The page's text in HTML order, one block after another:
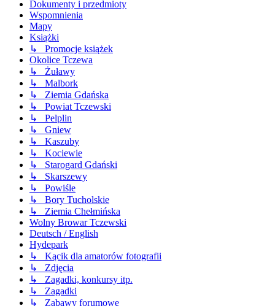
Dokumenty i przedmioty
Wspomnienia
Mapy
Książki
↳ Promocje książek
Okolice Tczewa
↳ Żuławy
↳ Malbork
↳ Ziemia Gdańska
↳ Powiat Tczewski
↳ Pelplin
↳ Gniew
↳ Kaszuby
↳ Kociewie
↳ Starogard Gdański
↳ Skarszewy
↳ Powiśle
↳ Bory Tucholskie
↳ Ziemia Chełmińska
Wolny Browar Tczewski
Deutsch / English
Hydepark
↳ Kącik dla amatorów fotografii
↳ Zdjęcia
↳ Zagadki, konkursy itp.
↳ Zagadki
↳ Zabawy forumowe